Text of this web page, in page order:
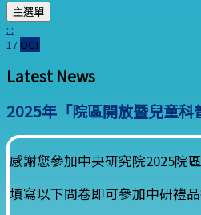
主選單
:::
17 OCT
Latest News
2025年「院區開放暨兒童科
感謝您參加中央研究院2025院
填寫以下問卷即可參加中研禮